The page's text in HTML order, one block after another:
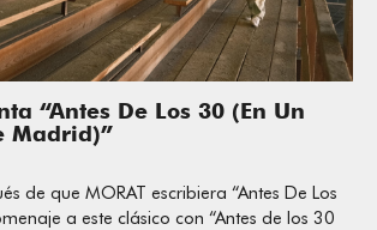
“Antes De Los 30 (En Un
Madrid)”
de que MORAT escribiera “Antes De Los
a este clásico con “Antes de los 30